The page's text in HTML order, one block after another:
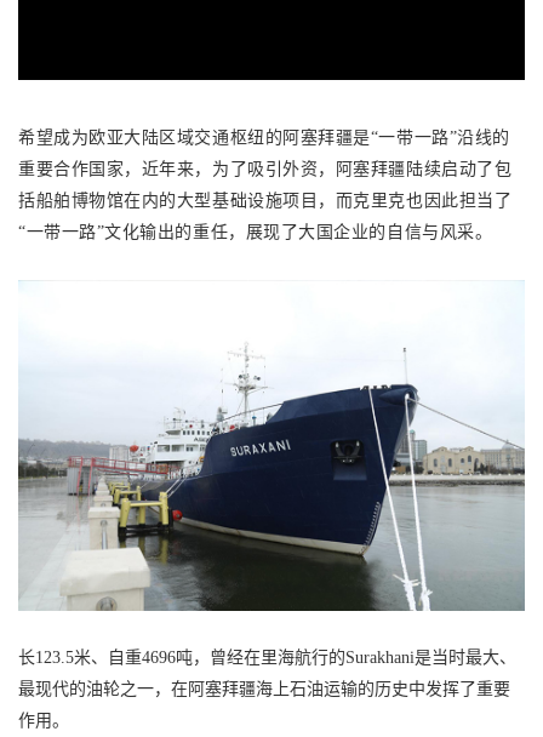
希望成为欧亚大陆区域交通枢纽的阿塞拜疆是“一带一路”沿线的
重要合作国家，近年来，为了吸引外资，阿塞拜疆陆续启动了包
括船舶博物馆在内的大型基础设施项目，而克里克也因此担当了
“一带一路”文化输出的重任，展现了大国企业的自信与风采。
长123.5米、自重4696吨，曾经在里海航行的Surakhani是当时最大、
最现代的油轮之一，在阿塞拜疆海上石油运输的历史中发挥了重要
作用。